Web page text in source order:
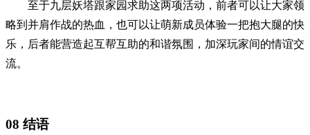
至于九层妖塔跟家园求助这两项活动，前者可以让大家领
略到并肩作战的热血，也可以让萌新成员体验一把抱大腿的快
乐，后者能营造起互帮互助的和谐氛围，加深玩家间的情谊交
流。
08 结语